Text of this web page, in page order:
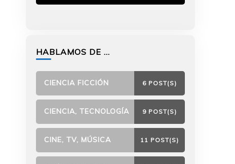
HABLAMOS DE …
CIENCIA FICCIÓN 6 POST(S)
CIENCIA, TECNOLOGÍA 9 POST(S)
CINE, TV, MÚSICA 11 POST(S)